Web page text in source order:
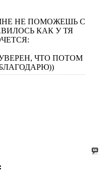
НЕ ПОМОЖЕШЬ С
КАК У ТЯ
ЧТО ПОТОМ